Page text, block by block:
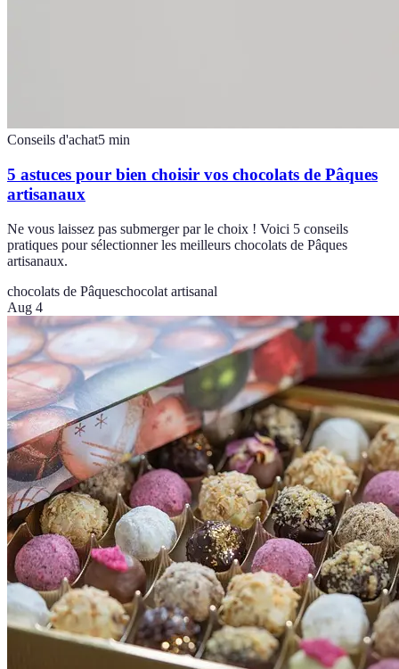
Conseils d'achat5 min
5 astuces pour bien choisir vos chocolats de Pâques
artisanaux
Ne vous laissez pas submerger par le choix ! Voici 5 conseils
pratiques pour sélectionner les meilleurs chocolats de Pâques
artisanaux.
chocolats de Pâqueschocolat artisanal
Aug 4